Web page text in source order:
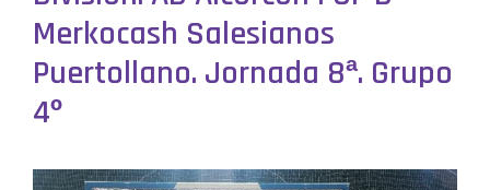
Merkocash Salesianos
Puertollano. Jornada 8ª. Grupo
4º